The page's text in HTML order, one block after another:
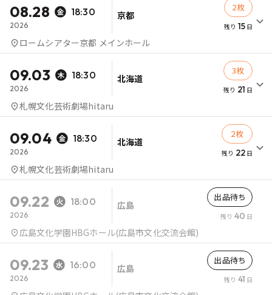
08.28 18:30
2026
京都
2枚
残り 15 日
ロームシアター京都 メインホール
09.03 18:30
2026
北海道
3枚
残り 21 日
札幌文化芸術劇場hitaru
09.04 18:30
2026
北海道
2枚
残り 22 日
札幌文化芸術劇場hitaru
09.22 18:00
2026
広島
出品待ち
残り 40 日
広島文化学園HBGホール(広島市文化交流会館)
09.23 16:00
2026
広島
出品待ち
残り 41 日